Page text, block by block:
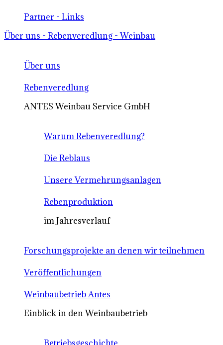
Partner - Links
Über uns - Rebenveredlung - Weinbau
Über uns
Rebenveredlung
ANTES Weinbau Service GmbH
Warum Rebenveredlung?
Die Reblaus
Unsere Vermehrungsanlagen
Rebenproduktion
im Jahresverlauf
Forschungsprojekte an denen wir teilnehmen
Veröffentlichungen
Weinbaubetrieb Antes
Einblick in den Weinbaubetrieb